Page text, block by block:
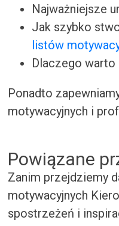
Najważniejsze
Jak szybko
listów
Dlaczego warto
Ponadto
motywacyjnych i
Powiązane
Zanim przejdziemy
motywacyjnych
spostrzeżeń i